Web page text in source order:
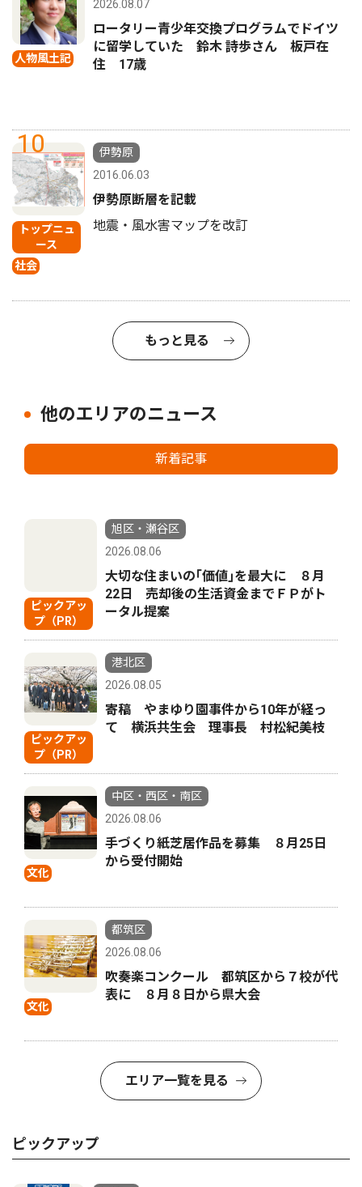
人物風土記
2026.08.07
ロータリー青少年交換プログラムでドイツ
に留学していた 鈴木 詩歩さん 板戸在
住 17歳
10
トップニュ
ース
社会
伊勢原
2016.06.03
伊勢原断層を記載
地震・風水害マップを改訂
もっと見る
他のエリアのニュース
新着記事
ピックアッ
プ（PR）
旭区・瀬谷区
2026.08.06
大切な住まいの｢価値｣を最大に ８月
22日 売却後の生活資金までＦＰがト
ータル提案
ピックアッ
プ（PR）
港北区
2026.08.05
寄稿 やまゆり園事件から10年が経っ
て 横浜共生会 理事長 村松紀美枝
文化
中区・西区・南区
2026.08.06
手づくり紙芝居作品を募集 ８月25日
から受付開始
文化
都筑区
2026.08.06
吹奏楽コンクール 都筑区から７校が代
表に ８月８日から県大会
エリア一覧を見る
ピックアップ